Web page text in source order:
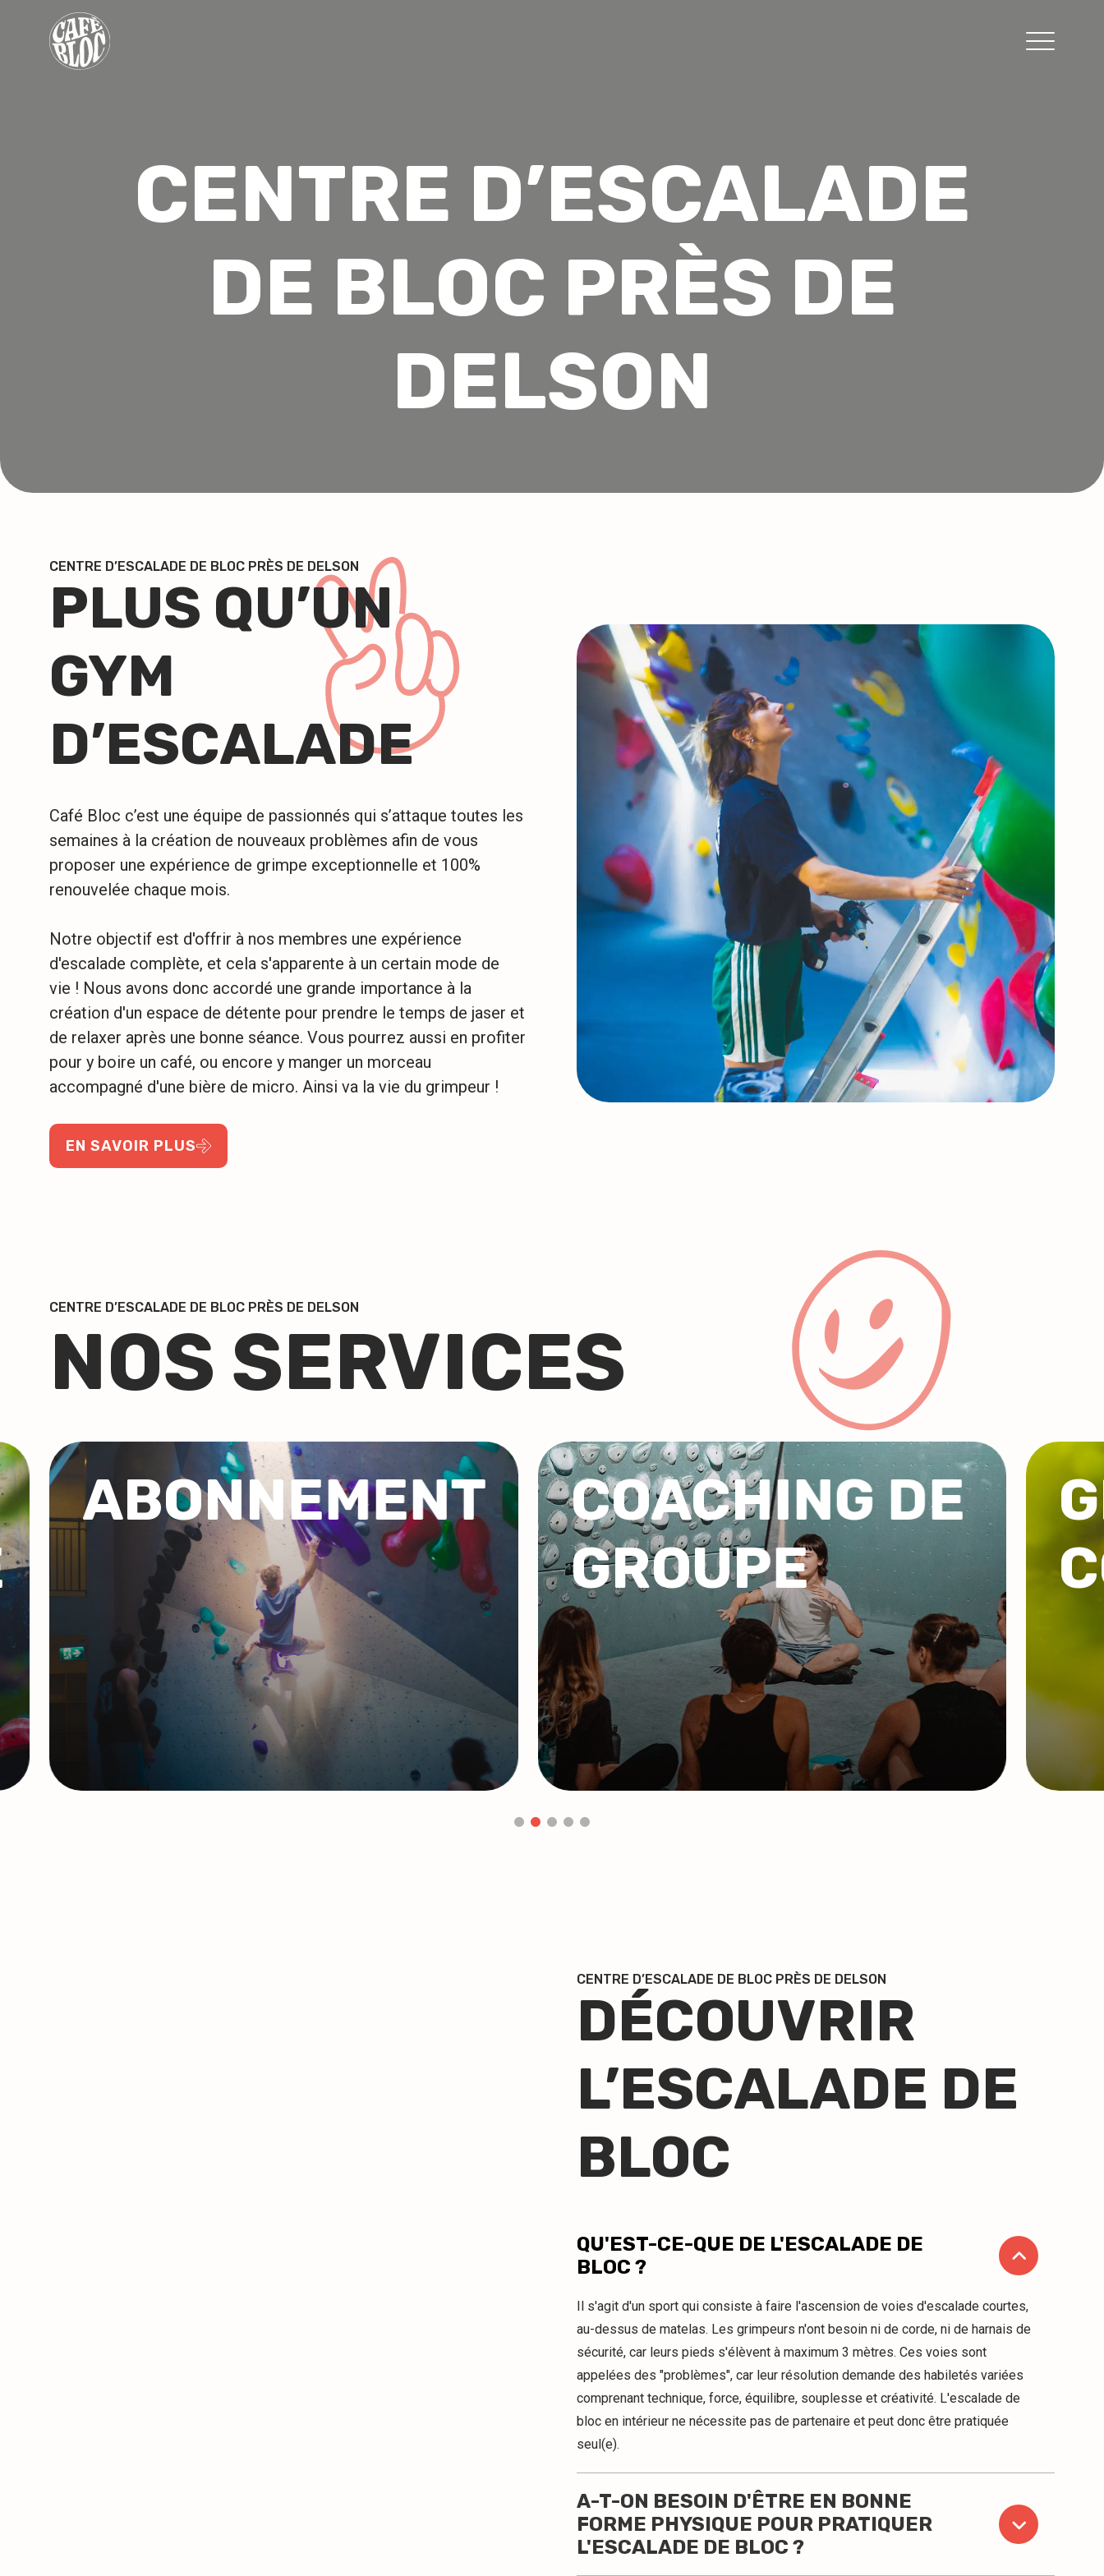
ÉVÉNEMENTS & PROMOS
THÉRAPEUTES
CONTACT
MON ABONNEMENT
CONSENTEMENT
CENTRE D’ESCALADE
DE BLOC PRÈS DE
DELSON
CENTRE D’ESCALADE DE BLOC PRÈS DE DELSON
PLUS QU’UN
GYM
D’ESCALADE
Café Bloc c’est une équipe de passionnés qui s’attaque toutes les
semaines à la création de nouveaux problèmes afin de vous
proposer une expérience de grimpe exceptionnelle et 100%
renouvelée chaque mois.
Notre objectif est d'offrir à nos membres une expérience
d'escalade complète, et cela s'apparente à un certain mode de
vie ! Nous avons donc accordé une grande importance à la
création d'un espace de détente pour prendre le temps de jaser et
de relaxer après une bonne séance. Vous pourrez aussi en profiter
pour y boire un café, ou encore y manger un morceau
accompagné d'une bière de micro. Ainsi va la vie du grimpeur !
EN SAVOIR PLUS
CENTRE D’ESCALADE DE BLOC PRÈS DE DELSON
NOS SERVICES
COACHING DE
GROUPE
GROUPES /
CORPO
CENTRE D’ESCALADE DE BLOC PRÈS DE DELSON
DÉCOUVRIR
L’ESCALADE DE
BLOC
QU'EST-CE-QUE DE L'ESCALADE DE
BLOC ?
Il s'agit d'un sport qui consiste à faire l'ascension de voies d'escalade courtes,
au-dessus de matelas. Les grimpeurs n'ont besoin ni de corde, ni de harnais de
sécurité, car leurs pieds s'élèvent à maximum 3 mètres. Ces voies sont
appelées des "problèmes", car leur résolution demande des habiletés variées
comprenant technique, force, équilibre, souplesse et créativité. L'escalade de
bloc en intérieur ne nécessite pas de partenaire et peut donc être pratiquée
seul(e).
A-T-ON BESOIN D'ÊTRE EN BONNE
FORME PHYSIQUE POUR PRATIQUER
L'ESCALADE DE BLOC ?